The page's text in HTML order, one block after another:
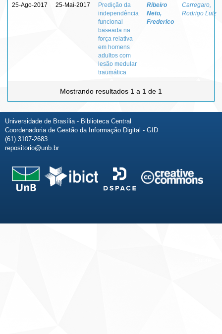
25-Ago-2017 25-Mai-2017
Predição da
independência
funcional
baseada na
força relativa
em homens
adultos com
lesão medular
traumática
Ribeiro
Neto,
Frederico
Carregaro,
Rodrigo Luiz
Mostrando resultados 1 a 1 de 1
Universidade de Brasília - Biblioteca Central
Coordenadoria de Gestão da Informação Digital - GID
(61) 3107-2683
repositorio@unb.br